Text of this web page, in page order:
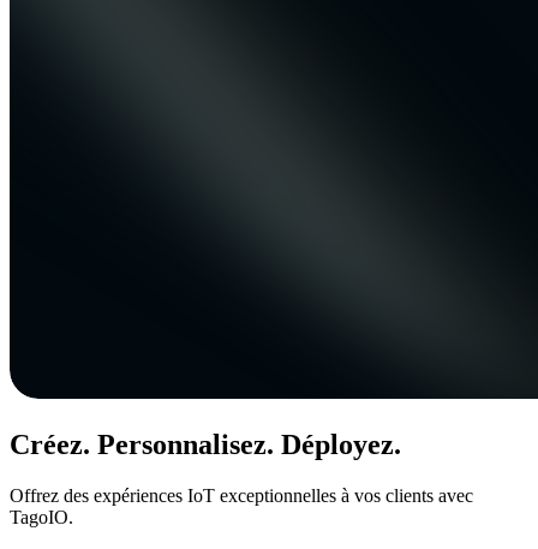
Créez. Personnalisez. Déployez.
Offrez des expériences IoT exceptionnelles à vos clients avec
TagoIO.